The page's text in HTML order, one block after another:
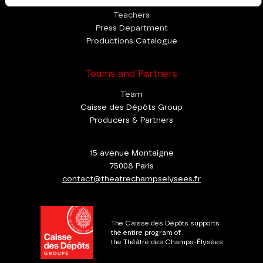
Teachers
Press Department
Productions Catalogue
Teams and Partners
Team
Caisse des Dépôts Group
Producers & Partners
15 avenue Montaigne
75008 Paris
contact@theatrechampselysees.fr
The Caisse des Dépôts supports
the entire program of
the Théâtre des Champs-Élysées